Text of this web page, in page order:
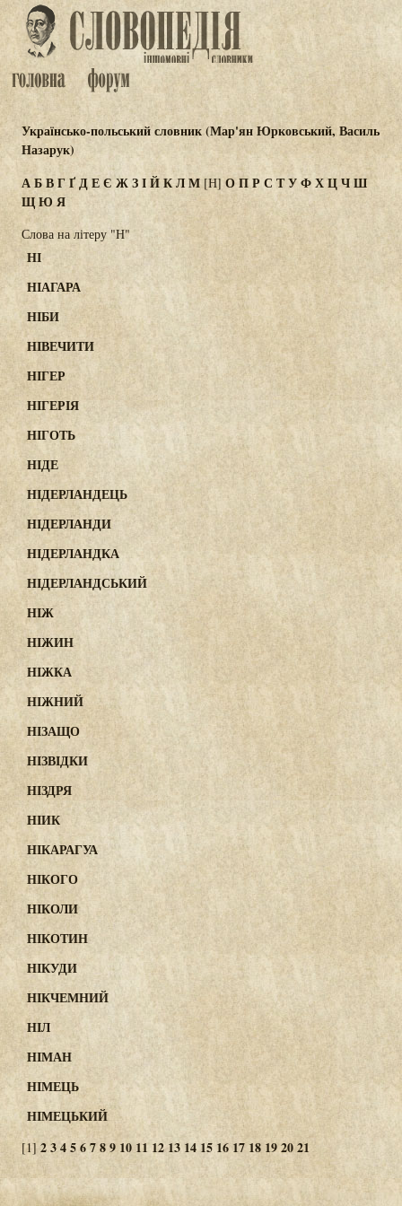
Українсько-польський словник (Мар'ян Юрковський, Василь
Назарук)
АБВГҐДЕЄЖЗІЙКЛМ [Н] ОПРС ТУФХЦЧШ
ЩЮЯ
Слова на літеру "Н"
НІ
НІАГАРА
НІБИ
НІВЕЧИТИ
НІГЕР
НІГЕРІЯ
НІГОТЬ
НІДЕ
НІДЕРЛАНДЕЦЬ
НІДЕРЛАНДИ
НІДЕРЛАНДКА
НІДЕРЛАНДСЬКИЙ
НІЖ
НІЖИН
НІЖКА
НІЖНИЙ
НІЗАЩО
НІЗВІДКИ
НІЗДРЯ
НІИК
НІКАРАГУА
НІКОГО
НІКОЛИ
НІКОТИН
НІКУДИ
НІКЧЕМНИЙ
НІЛ
НІМАН
НІМЕЦЬ
НІМЕЦЬКИЙ
[1] 23456789 10 11 12 13 1415 16 17 18 192021